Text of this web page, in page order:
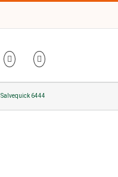
Salvequick 6444